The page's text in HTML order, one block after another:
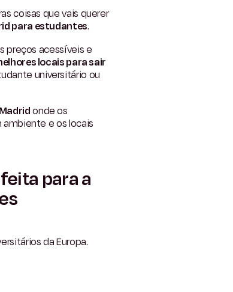
coisas que vais querer
para estudantes.
preços acessíveis e
locais para sair
universitário ou
onde os
e os locais
para a
da Europa.